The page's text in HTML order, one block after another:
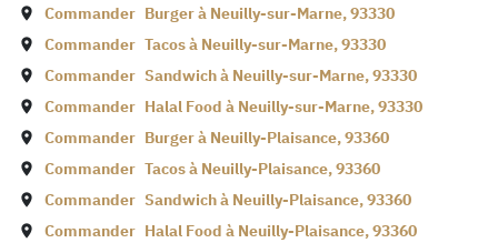
Commander Burger à Neuilly-sur-Marne,93330
Commander Tacos à Neuilly-sur-Marne,93330
Commander Sandwich à Neuilly-sur-Marne,93330
Commander Halal Food à Neuilly-sur-Marne,93330
Commander Burger à Neuilly-Plaisance,93360
Commander Tacos à Neuilly-Plaisance,93360
Commander Sandwich à Neuilly-Plaisance,93360
Commander Halal Food à Neuilly-Plaisance,93360